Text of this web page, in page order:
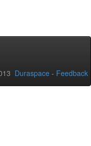
Duraspace - Feedback